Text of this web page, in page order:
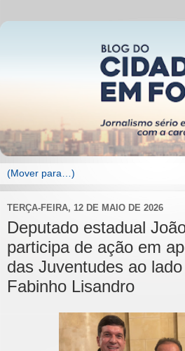
TERÇA-FEIRA, 12 DE MAIO DE 2026
Deputado estadual
participa de ação em
das Juventudes ao
Fabinho Lisandro